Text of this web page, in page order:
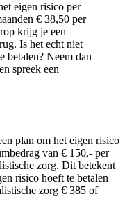
eigen risico per
€ 38,50 per
krijg je een
Is het echt niet
betalen? Neem dan
spreek een
plan om het eigen risico
van € 150,- per
zorg. Dit betekent
risico hoeft te betalen
zorg € 385 of